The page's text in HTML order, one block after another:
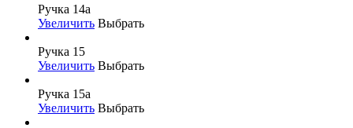
Ручка 14а
Увеличить Выбрать
Ручка 15
Увеличить Выбрать
Ручка 15а
Увеличить Выбрать